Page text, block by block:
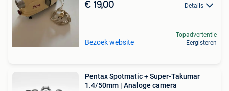
€ 19,00 Details
Bezoek website
Topadvertentie
Eergisteren
Pentax Spotmatic + Super-Takumar
1.4/50mm | Analoge camera